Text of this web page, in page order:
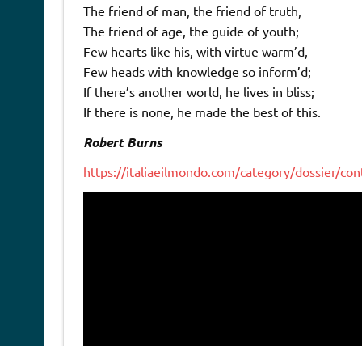
The friend of man, the friend of truth,
The friend of age, the guide of youth;
Few hearts like his, with virtue warm’d,
Few heads with knowledge so inform’d;
If there’s another world, he lives in bliss;
If there is none, he made the best of this.
Robert Burns
https://italiaeilmondo.com/category/dossier/